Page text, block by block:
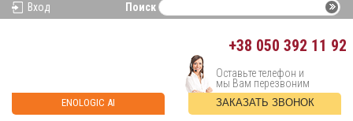
Вход Поиск
+38 050 392 11 92
ENOLOGIC AI
Оставьте телефон и
мы Вам перезвоним
ЗАКАЗАТЬ ЗВОНОК